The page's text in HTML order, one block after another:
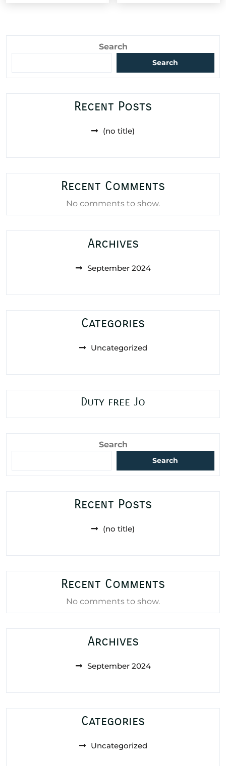
Search
Search
Recent Posts
(no title)
Recent Comments
No comments to show.
Archives
September 2024
Categories
Uncategorized
Duty free Jo
Search
Search
Recent Posts
(no title)
Recent Comments
No comments to show.
Archives
September 2024
Categories
Uncategorized